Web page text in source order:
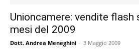
Unioncamere: vendite flash
mesi del 2009
Dott. Andrea Meneghini - 3 Maggio 2009